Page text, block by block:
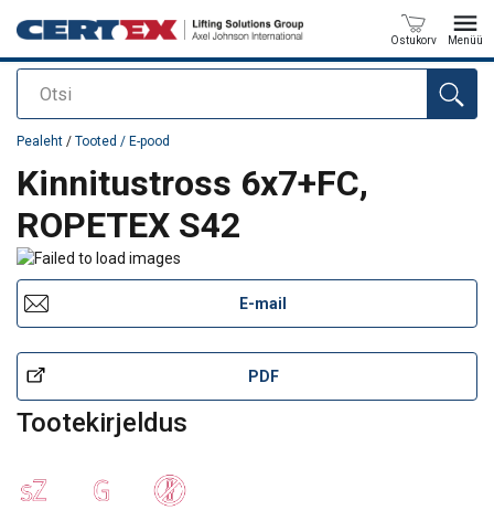
Otsi
Ostukorv Menüü
Toode on lisatud teie päringule
Pealeht / Tooted / E-pood
Kinnitustross 6x7+FC,
ROPETEX S42
E-mail
PDF
Tootekirjeldus